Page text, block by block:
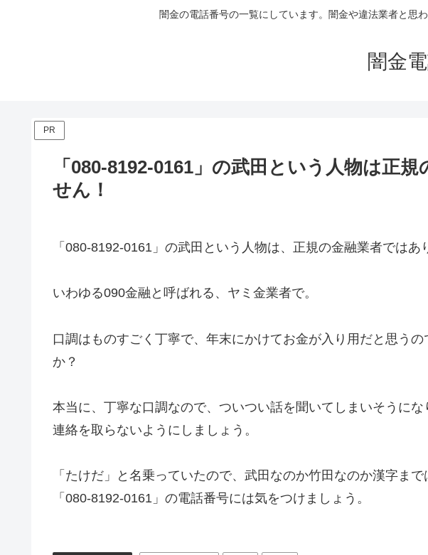
闇金の電話番号の一覧にしています。闇金や違法業者と思
闇金
PR
「080-8192-0161」の武田という人物は正
せん！
「080-8192-0161」の武田という人物は、正規の金融業者ではあ
いわゆる090金融と呼ばれる、ヤミ金業者で。
口調はものすごく丁寧で、年末にかけてお金が入り用だと思う
か？
本当に、丁寧な口調なので、ついつい話を聞いてしまいそうにな
連絡を取らないようにしましょう。
「たけだ」と名乗っていたので、武田なのか竹田なのか漢字ま
「080-8192-0161」の電話番号には気をつけましょう。